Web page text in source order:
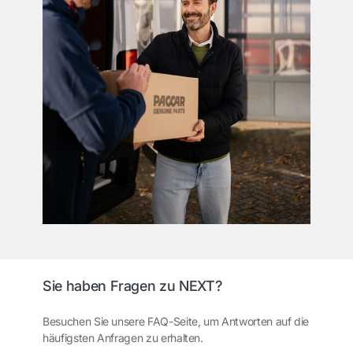
Sie haben Fragen zu NEXT?
Besuchen Sie unsere FAQ-Seite, um Antworten auf die
häufigsten Anfragen zu erhalten.